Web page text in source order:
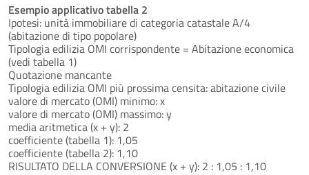
Esempio applicativo tabella 2
Ipotesi: unità immobiliare di categoria catastale A/4
(abitazione di tipo popolare)
Tipologia edilizia OMI corrispondente = Abitazione economica
(vedi tabella 1)
Quotazione mancante
Tipologia edilizia OMI più prossima censita: abitazione civile
valore di mercato (OMI) minimo: x
valore di mercato (OMI) massimo: y
media aritmetica (x + y): 2
coefficiente (tabella 1): 1,05
coefficiente (tabella 2): 1,10
RISULTATO DELLA CONVERSIONE (x + y): 2 : 1,05 : 1,10